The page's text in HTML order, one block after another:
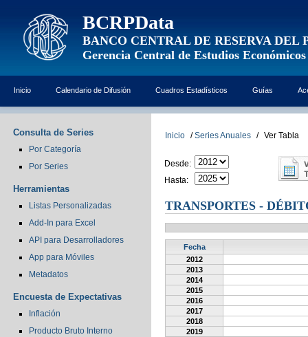
BCRPData
BANCO CENTRAL DE RESERVA DEL
Gerencia Central de Estudios Económicos
Inicio Calendario de Difusión Cuadros Estadísticos Guías
Consulta de Series
Por Categoría
Por Series
Herramientas
Listas Personalizadas
Add-In para Excel
API para Desarrolladores
App para Móviles
Metadatos
Encuesta de Expectativas
Inflación
Producto Bruto Interno
Inicio / Series Anuales / Ver Tabla
Desde:
Hasta:
TRANSPORTES -
Fecha
2012
2013
2014
2015
2016
2017
2018
2019